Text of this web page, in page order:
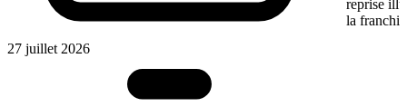
27 juillet 2026
reprise
la